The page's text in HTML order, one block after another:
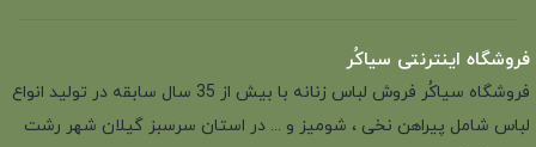
فروشگاه اینترنتی سیاکُر
فروشگاه سیاکُر فروش لباس زنانه با بیش از 35 سال سابقه در تولید انواع
لباس شامل پیراهن نخی ، شومیز و ... در استان سرسبز گیلان شهر رشت